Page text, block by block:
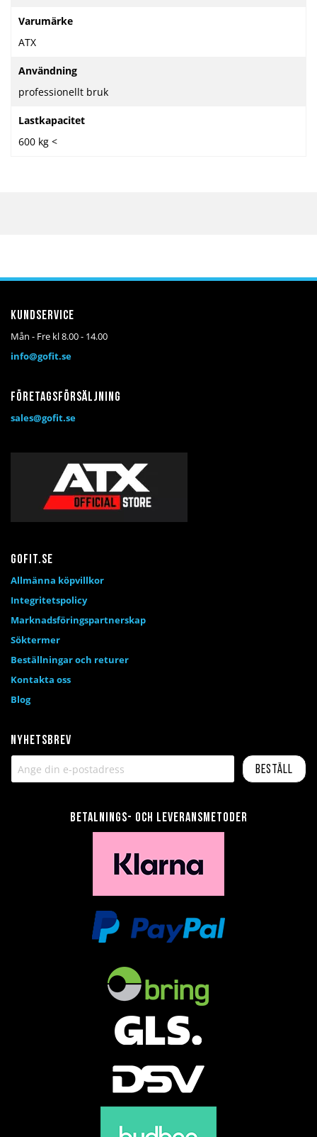
Varumärke
ATX
Användning
professionellt bruk
Lastkapacitet
600 kg <
Nyhetsbrev
Beställ
Kundservice
Mån - Fre kl 8.00 - 14.00
info@gofit.se
Företagsförsäljning
sales@gofit.se
Betalnings- och leveransmetoder
Gofit.se
Allmänna köpvillkor
Integritetspolicy
Marknadsföringspartnerskap
Söktermer
Beställningar och returer
Kontakta oss
Blog